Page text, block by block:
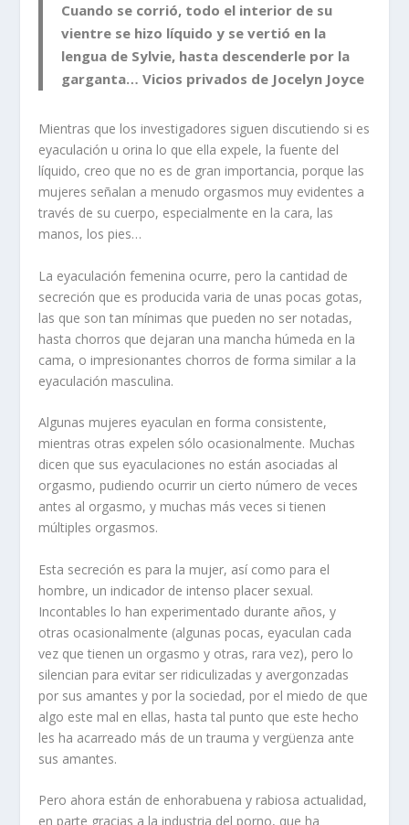
Cuando se corrió, todo el interior de su
vientre se hizo líquido y se vertió en la
lengua de Sylvie, hasta descenderle por la
garganta…Vicios privados de Jocelyn Joyce
Mientras que los investigadores siguen discutiendo si es
eyaculación u orina lo que ella expele, la fuente del
líquido, creo que no es de gran importancia, porque las
mujeres señalan a menudo orgasmos muy evidentes a
través de su cuerpo, especialmente en la cara, las
manos, los pies…
La eyaculación femenina ocurre, pero la cantidad de
secreción que es producida varia de unas pocas gotas,
las que son tan mínimas que pueden no ser notadas,
hasta chorros que dejaran una mancha húmeda en la
cama, o impresionantes chorros de forma similar a la
eyaculación masculina.
Algunas mujeres eyaculan en forma consistente,
mientras otras expelen sólo ocasionalmente. Muchas
dicen que sus eyaculaciones no están asociadas al
orgasmo, pudiendo ocurrir un cierto número de veces
antes al orgasmo, y muchas más veces si tienen
múltiples orgasmos.
Esta secreción es para la mujer, así como para el
hombre, un indicador de intenso placer sexual.
Incontables lo han experimentado durante años, y
otras ocasionalmente (algunas pocas, eyaculan cada
vez que tienen un orgasmo y otras, rara vez), pero lo
silencian para evitar ser ridiculizadas y avergonzadas
por sus amantes y por la sociedad, por el miedo de que
algo este mal en ellas, hasta tal punto que este hecho
les ha acarreado más de un trauma y vergüenza ante
sus amantes.
Pero ahora están de enhorabuena y rabiosa actualidad,
en parte gracias a la industria del porno, que ha